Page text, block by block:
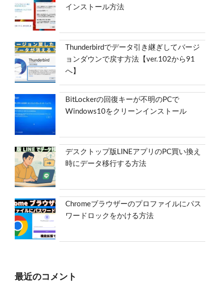
インストール方法
Thunderbirdでデータ引き継ぎしてバージ
ョンダウンで戻す方法【ver.102から91
へ】
BitLockerの回復キーが不明のPCで
Windows10をクリーンインストール
デスクトップ版LINEアプリのPC買い換え
時にデータ移行する方法
Chromeブラウザーのプロファイルにパス
ワードロックをかける方法
最近のコメント